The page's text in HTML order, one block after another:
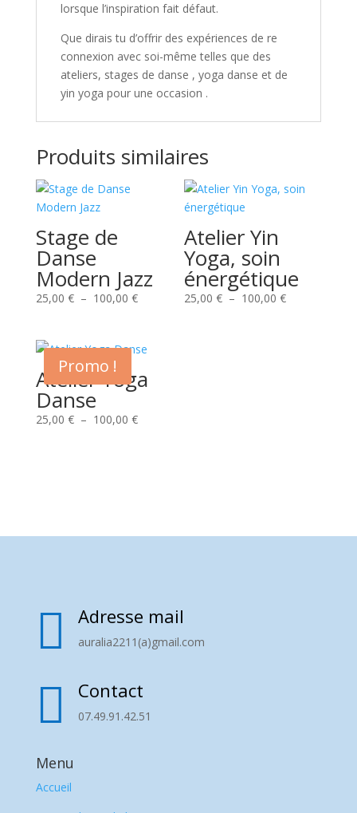
lorsque l’inspiration fait défaut.
Que dirais tu d’offrir des expériences de re
connexion avec soi-même telles que des
ateliers, stages de danse , yoga danse et de
yin yoga pour une occasion .
Produits similaires
Stage de
Danse
Modern Jazz
25,00 € – 100,00 €Plage
25,00 €
100,00 €
Atelier Yin
Yoga, soin
énergétique
25,00€ – 100,00€Plage
Promo !
Atelier Yoga
Danse
25,00 € – 100,00 €Plage
 Adresse mail
auralia2211(a)gmail.com
 Contact
07.49.91.42.51
Menu
Accueil